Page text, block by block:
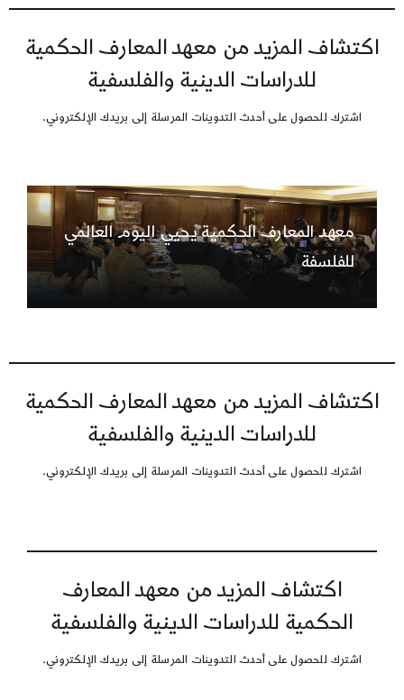
اكتشاف المزيد من معهد المعارف الحكمية
للدراسات الدينية والفلسفية
اشترك للحصول على أحدث التدوينات المرسلة إلى بريدك الإلكتروني.
معهد المعارف الحكمية يحيي اليوم العالمي
للفلسفة
اكتشاف المزيد من معهد المعارف الحكمية
للدراسات الدينية والفلسفية
اشترك للحصول على أحدث التدوينات المرسلة إلى بريدك الإلكتروني.
اكتشاف المزيد من معهد المعارف
الحكمية للدراسات الدينية والفلسفية
اشترك للحصول على أحدث التدوينات المرسلة إلى بريدك الإلكتروني.